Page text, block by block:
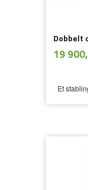
Pris
19
Et